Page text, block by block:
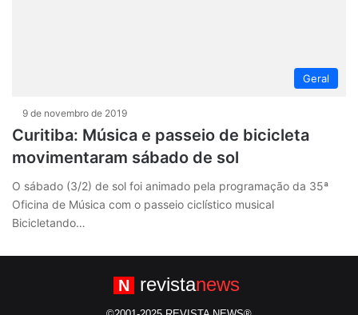
Geral
9 de novembro de 2019
Curitiba: Música e passeio de bicicleta
movimentaram sábado de sol
O sábado (3/2) de sol foi animado pela programação da 35ª
Oficina de Música com o passeio ciclístico musical
Bicicletando…
N revistanews